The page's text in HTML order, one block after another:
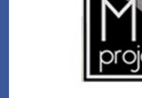
МД
Уyл уурхайн салбарт Монголын